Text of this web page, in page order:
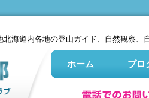
海道内各地の登山ガイド、自然観察、
ホーム ブロ